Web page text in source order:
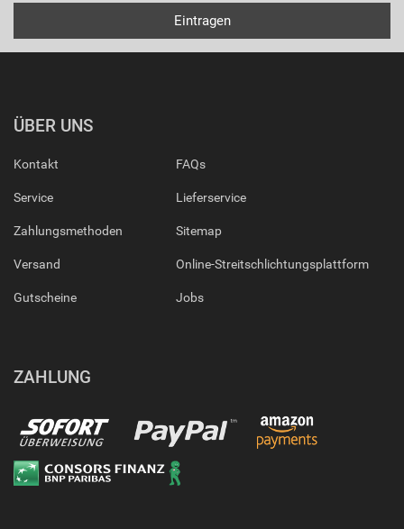
ÜBER UNS
Kontakt
Service
Zahlungsmethoden
Versand
Gutscheine
FAQs
Lieferservice
Sitemap
Online-Streitschlichtungsplattform
Jobs
ZAHLUNG